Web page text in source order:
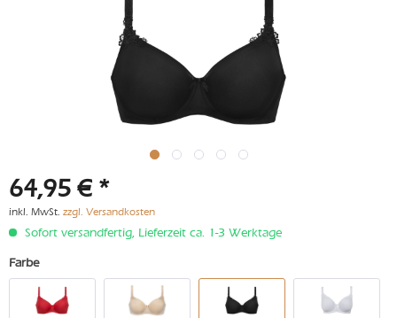
64,95 € *
inkl. MwSt. zzgl. Versandkosten
Sofort versandfertig, Lieferzeit ca. 1-3 Werktage
Farbe